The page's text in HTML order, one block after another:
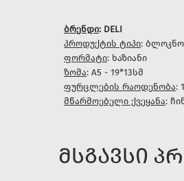
ბრენდი: DELI
პროდუქტის ტიპი:
ფორმატი: ხაზიანი
ზომა: A5 - 19*13სმ
ფურცლების რაოდენობა:
მწარმოებელი ქვეყანა:
ᲛᲡᲒᲐᲕᲡᲘ